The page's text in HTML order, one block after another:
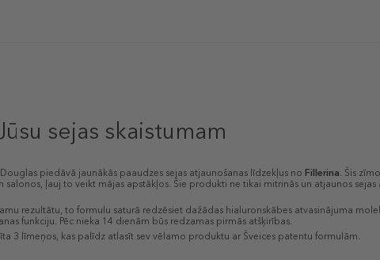
sejas skaistumam
piedāvā jaunākās paaudzes sejas atjaunošanas līdzekļus no Fillerina. Šis
salonos, ļauj to veikt mājas apstākļos. Šie produkti ne tikai mitrinās un atjaunos
rezultātu, to formulu saturā redzēsiet dažādas hialuronskābes atvasinājuma
funkciju. Pēc nieka 14 dienām būs redzamas pirmās atšķirības.
3 līmeņos, kas palīdz atlasīt sev vēlamo produktu ar Šveices patentu formulām.